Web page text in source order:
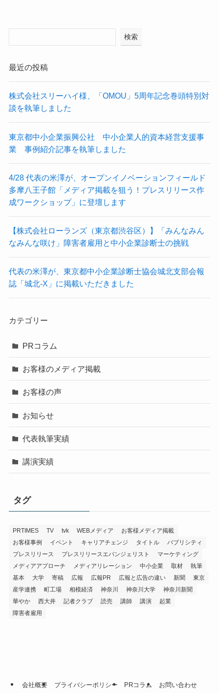
検索
最近の投稿
株式会社スリーハイ様、「OMOU」5周年記念巻頭特別対
談を執筆しました
東京都中小企業振興公社 中小企業人的資本経営支援事
業 事例紹介記事を執筆しました
4/28 代表の米澤が、オープンイノベーションフィールド
多摩八王子館「メディア掲載を狙う！プレスリリース作
成ワークショップ」に登壇します
【株式会社ローランズ（東京都渋谷区）】「みんなみん
なみんな咲け」障害者雇用と中小企業診断士の挑戦
代表の米澤が、東京都中小企業診断士協会城北支部会報
誌「城北-X」に掲載いただきました
カテゴリー
PRコラム
お客様のメディア掲載
お客様の声
お知らせ
代表執筆実績
講演実績
タグ
PRTIMES TV tvk WEBメディア
お客様メディア掲載
お客様事例
イベント キャリアチェンジ タイトル
パブリシティ
プレスリリース
プレスリリースエバンジェリスト
マーケティング
メディアアプローチ
メディアリレーション 中小企業 取材
執筆
基本
大学 寄稿 広報 広報PR 広報と広告の違い 新聞
東京
産学連携
町工場 相模経済 神奈川 神奈川大学
神奈川新聞
華やか
西大井 記者クラブ 読売 講師 講演
起業
障害者雇用
会社概要 プライバシーポリシー PRコラム お問い合わせ